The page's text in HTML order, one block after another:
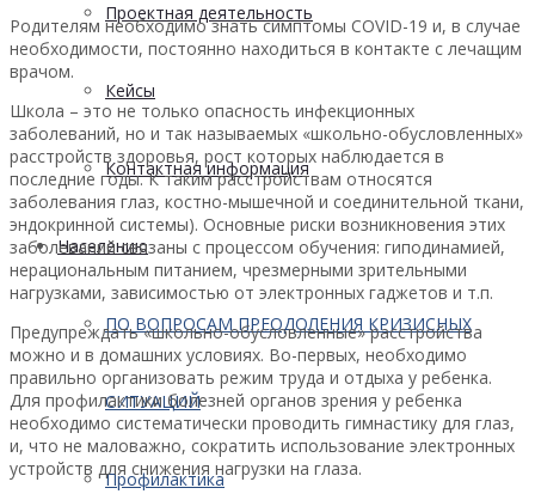
Проектная деятельность
Кейсы
Контактная информация
Населению
ПО ВОПРОСАМ ПРЕОДОЛЕНИЯ КРИЗИСНЫХ
СИТУАЦИЙ
Профилактика
Родителям необходимо знать симптомы COVID-19 и, в случае
необходимости, постоянно находиться в контакте с лечащим
врачом.
Школа – это не только опасность инфекционных
заболеваний, но и так называемых «школьно-обусловленных»
расстройств здоровья, рост которых наблюдается в
последние годы. К таким расстройствам относятся
заболевания глаз, костно-мышечной и соединительной ткани,
эндокринной системы). Основные риски возникновения этих
заболеваний связаны с процессом обучения: гиподинамией,
нерациональным питанием, чрезмерными зрительными
нагрузками, зависимостью от электронных гаджетов и т.п.
Предупреждать «школьно-обусловленные» расстройства
можно и в домашних условиях. Во-первых, необходимо
правильно организовать режим труда и отдыха у ребенка.
Для профилактики болезней органов зрения у ребенка
необходимо систематически проводить гимнастику для глаз,
и, что не маловажно, сократить использование электронных
устройств для снижения нагрузки на глаза.